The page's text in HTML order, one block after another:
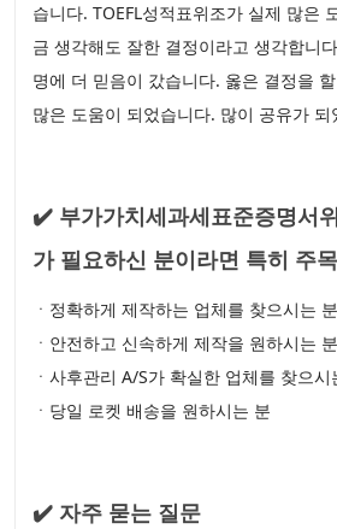
습니다. TOEFL성적표위조가 실제 많은
금 생각해도 잘한 결정이라고 생각합니
명에 더 믿음이 갔습니다. 옳은 결정을
많은 도움이 되었습니다. 많이 공유가 되
✔️ 부가가치세과세표준증명서
가 필요하신 분이라면 특히 주
ㆍ정확하게 제작하는 업체를 찾으시는 분
ㆍ안전하고 신속하게 제작을 원하시는 분
ㆍ사후관리 A/S가 확실한 업체를 찾으시
ㆍ당일 로켓 배송을 원하시는 분
✔️ 자주 묻는 질문